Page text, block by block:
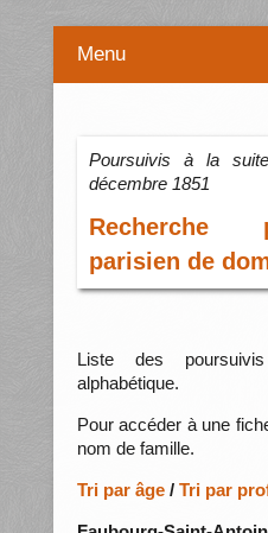
Menu
Poursuivis à la
décembre 1851
Recherche
parisien de
Liste des
alphabétique.
Pour accéder à une
nom de famille.
Tri par âge/ Tri par